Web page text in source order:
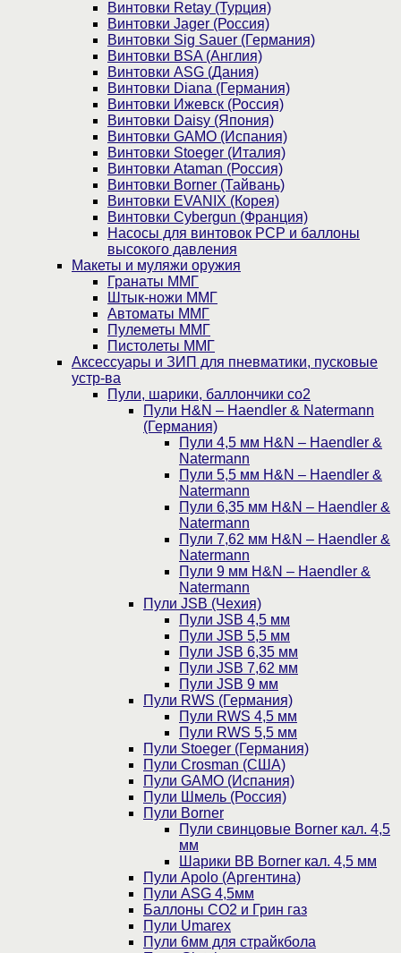
Винтовки Retay (Турция)
Винтовки Jager (Россия)
Винтовки Sig Sauer (Германия)
Винтовки BSA (Англия)
Винтовки ASG (Дания)
Винтовки Diana (Германия)
Винтовки Ижевск (Россия)
Винтовки Daisy (Япония)
Винтовки GAMO (Испания)
Винтовки Stoeger (Италия)
Винтовки Ataman (Россия)
Винтовки Borner (Тайвань)
Винтовки EVANIX (Корея)
Винтовки Cybergun (Франция)
Насосы для винтовок PCP и баллоны
высокого давления
Макеты и муляжи оружия
Гранаты ММГ
Штык-ножи ММГ
Автоматы ММГ
Пулеметы ММГ
Пистолеты ММГ
Аксессуары и ЗИП для пневматики, пусковые
устр-ва
Пули, шарики, баллончики со2
Пули H&N – Haendler & Natermann
(Германия)
Пули 4,5 мм H&N – Haendler &
Natermann
Пули 5,5 мм H&N – Haendler &
Natermann
Пули 6,35 мм H&N – Haendler &
Natermann
Пули 7,62 мм H&N – Haendler &
Natermann
Пули 9 мм H&N – Haendler &
Natermann
Пули JSB (Чехия)
Пули JSB 4,5 мм
Пули JSB 5,5 мм
Пули JSB 6,35 мм
Пули JSB 7,62 мм
Пули JSB 9 мм
Пули RWS (Германия)
Пули RWS 4,5 мм
Пули RWS 5,5 мм
Пули Stoeger (Германия)
Пули Crosman (США)
Пули GAMO (Испания)
Пули Шмель (Россия)
Пули Borner
Пули свинцовые Borner кал. 4,5
мм
Шарики BB Borner кал. 4,5 мм
Пули Apolo (Аргентина)
Пули ASG 4,5мм
Баллоны CO2 и Грин газ
Пули Umarex
Пули 6мм для страйкбола